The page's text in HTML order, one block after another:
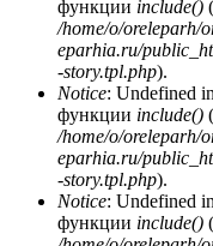
функции include()
/home/o/oreleparh/
eparhia.ru/
-story.tpl.php).
Notice: Undefined
функции include()
/home/o/oreleparh/
eparhia.ru/
-story.tpl.php).
Notice: Undefined
функции include()